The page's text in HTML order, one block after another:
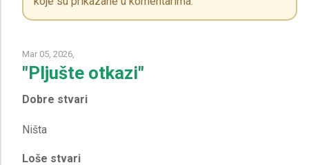
Mar 05, 2026,
"Pljušte otkazi"
Dobre stvari
Loše stvari